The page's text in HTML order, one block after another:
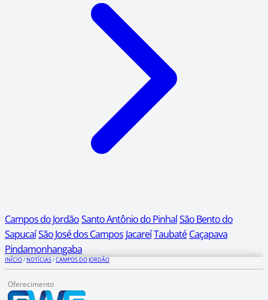
Campos do JordãoSanto Antônio do PinhalSão Bento do
SapucaíSão José dos Campos JacareíTaubaté Caçapava
Pindamonhangaba
INÍCIO/NOTÍCIAS/CAMPOS DO JORDÃO
Oferecimento